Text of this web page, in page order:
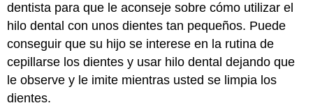
dentista para que le aconseje sobre cómo utilizar el
hilo dental con unos dientes tan pequeños. Puede
conseguir que su hijo se interese en la rutina de
cepillarse los dientes y usar hilo dental dejando que
le observe y le imite mientras usted se limpia los
dientes.